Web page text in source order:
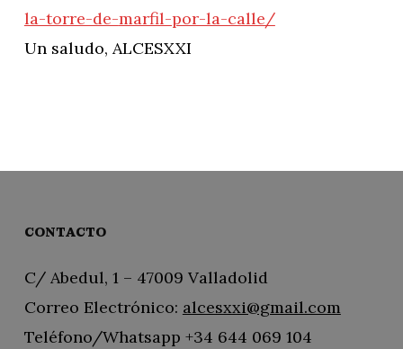
la-torre-de-marfil-por-la-calle/
Un saludo, ALCESXXI
CONTACTO
C/ Abedul, 1 – 47009 Valladolid
Correo Electrónico: alcesxxi@gmail.com
Teléfono/Whatsapp +34 644 069 104